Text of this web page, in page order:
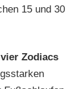
15 und 30
vier Zodiacs